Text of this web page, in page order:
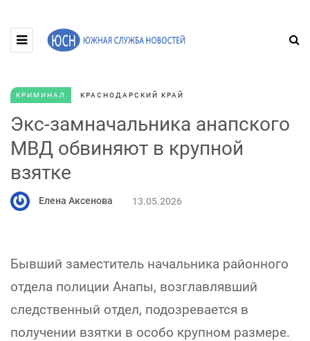
КРИМИНАЛ КРАСНОДАРСКИЙ КРАЙ
Экс-замначальника анапского
МВД обвиняют в крупной
взятке
Елена Аксенова 13.05.2026
Бывший заместитель начальника районного
отдела полиции Анапы, возглавлявший
следственный отдел, подозревается в
получении взятки в особо крупном размере.